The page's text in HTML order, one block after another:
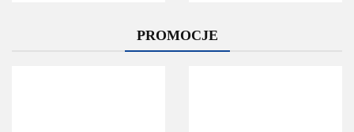
PROMOCJE